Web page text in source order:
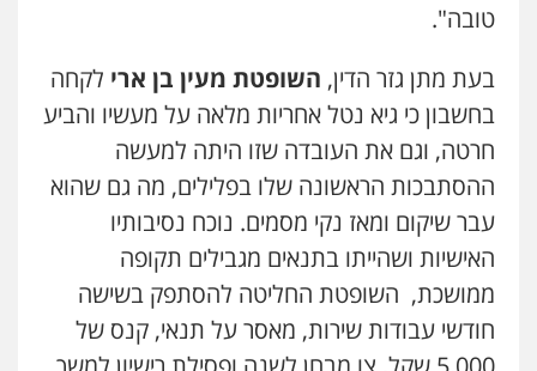
טובה".
בעת מתן גזר הדין, השופטת מעין בן ארי לקחה
בחשבון כי גיא נטל אחריות מלאה על מעשיו והביע
חרטה, וגם את העובדה שזו היתה למעשה
ההסתבכות הראשונה שלו בפלילים, מה גם שהוא
עבר שיקום ומאז נקי מסמים. נוכח נסיבותיו
האישיות ושהייתו בתנאים מגבילים תקופה
ממושכת, השופטת החליטה להסתפק בשישה
חודשי עבודות שירות, מאסר על תנאי, קנס של
מרכז התחלה חדשה
אסירים עבירות מין שירותים מקצועיים
לעורכי דין
0544500346
מאיה בלום, עו"ס, טיפול ושיקום
טיפול בהתמכרויות שירותים מקצועיים
לעורכי דין